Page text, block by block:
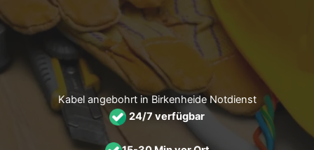
Inhalt
Kabel angebohrt in Birkenheide Notdienst
24/7 verfügbar